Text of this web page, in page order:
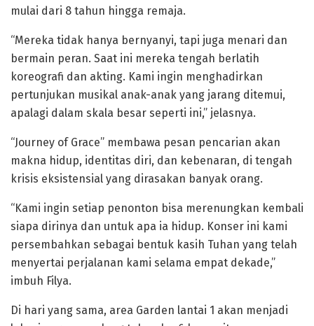
mulai dari 8 tahun hingga remaja.
“Mereka tidak hanya bernyanyi, tapi juga menari dan
bermain peran. Saat ini mereka tengah berlatih
koreografi dan akting. Kami ingin menghadirkan
pertunjukan musikal anak-anak yang jarang ditemui,
apalagi dalam skala besar seperti ini,” jelasnya.
“Journey of Grace” membawa pesan pencarian akan
makna hidup, identitas diri, dan kebenaran, di tengah
krisis eksistensial yang dirasakan banyak orang.
“Kami ingin setiap penonton bisa merenungkan kembali
siapa dirinya dan untuk apa ia hidup. Konser ini kami
persembahkan sebagai bentuk kasih Tuhan yang telah
menyertai perjalanan kami selama empat dekade,”
imbuh Filya.
Di hari yang sama, area Garden lantai 1 akan menjadi